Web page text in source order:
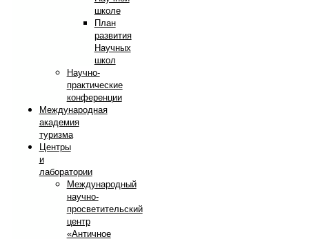
школе
План
развития
Научных
школ
Научно-
практические
конференции
Международная
академия
туризма
Центры
и
лаборатории
Международный
научно-
просветительский
центр
«Античное